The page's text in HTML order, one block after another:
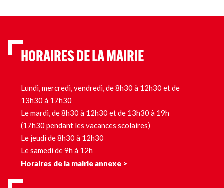
HORAIRES DE LA MAIRIE
Lundi, mercredi, vendredi, de 8h30 à 12h30 et de
13h30 à 17h30
Le mardi, de 8h30 à 12h30 et de 13h30 à 19h
(17h30 pendant les vacances scolaires)
Le jeudi de 8h30 à 12h30
Le samedi de 9h à 12h
Horaires de la mairie annexe >